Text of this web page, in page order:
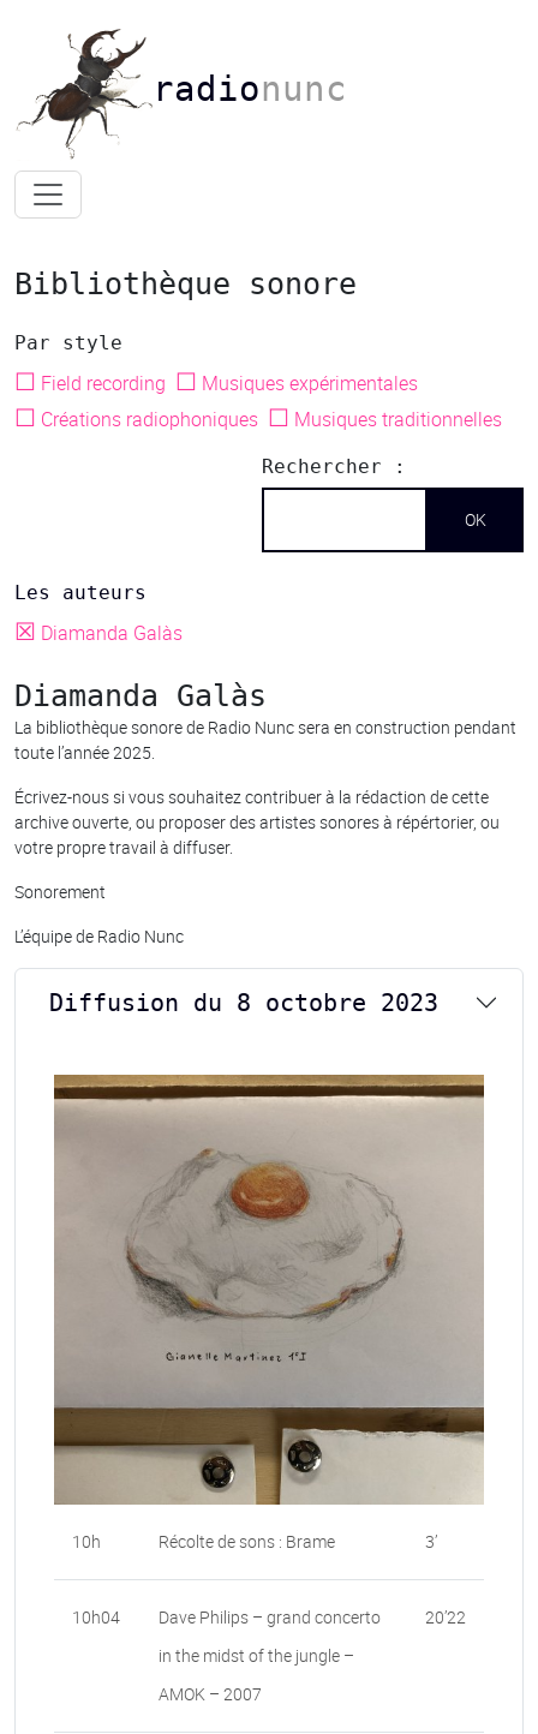
radionunc
Bibliothèque sonore
Par style
☐ Field recording ☐ Musiques expérimentales
☐ Créations radiophoniques ☐ Musiques traditionnelles
Rechercher :
Les auteurs
☒ Diamanda Galàs
Diamanda Galàs
La bibliothèque sonore de Radio Nunc sera en construction pendant
toute l’année 2025.
Écrivez-nous si vous souhaitez contribuer à la rédaction de cette
archive ouverte, ou proposer des artistes sonores à répértorier, ou
votre propre travail à diffuser.
Sonorement
L’équipe de Radio Nunc
Diffusion du 8 octobre 2023
10h Récolte de sons : Brame 3’
10h04
Dave Philips – grand concerto
in the midst of the jungle –
AMOK – 2007
20’22